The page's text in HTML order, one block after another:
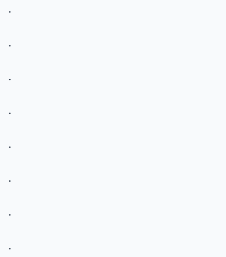
.
.
.
.
.
.
.
.